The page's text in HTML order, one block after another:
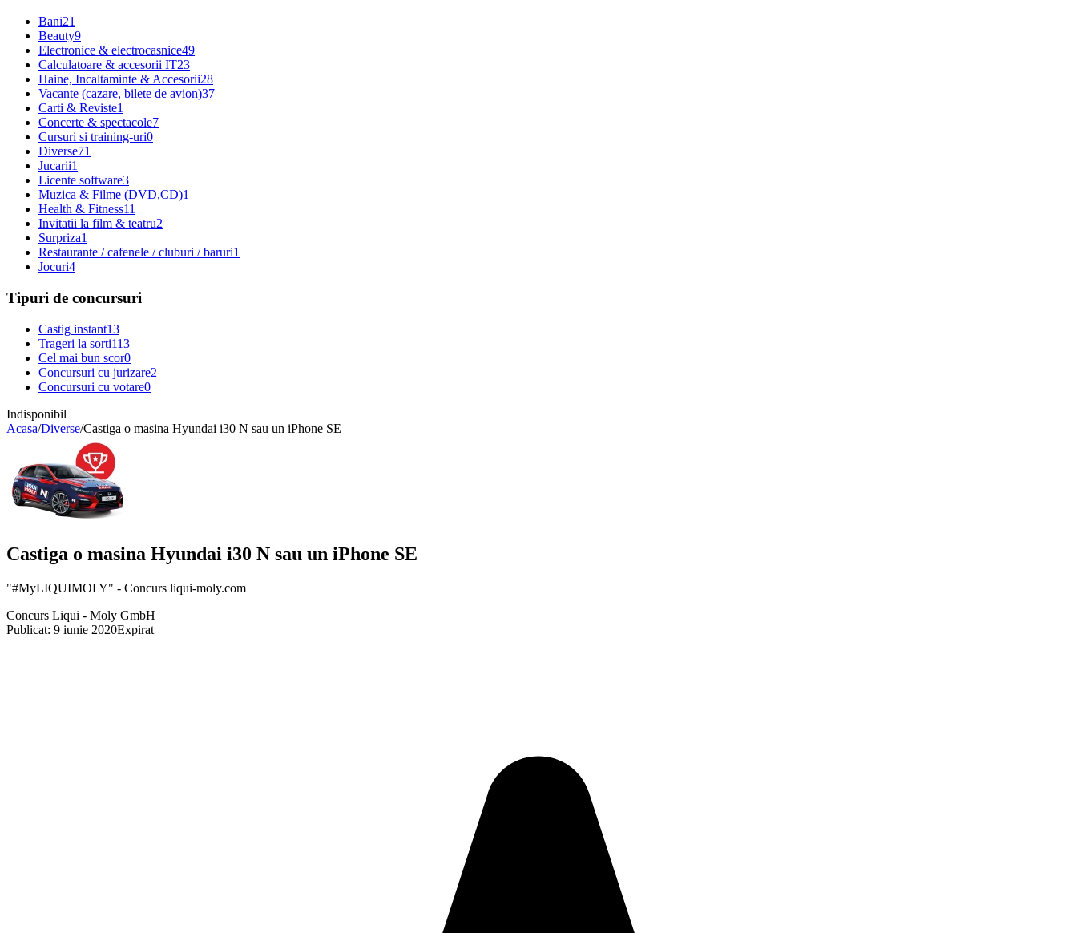
Bani21
Beauty9
Electronice & electrocasnice49
Calculatoare & accesorii IT23
Haine, Incaltaminte & Accesorii28
Vacante (cazare, bilete de avion)37
Carti & Reviste1
Concerte & spectacole7
Cursuri si training-uri0
Diverse71
Jucarii1
Licente software3
Muzica & Filme (DVD,CD)1
Health & Fitness11
Invitatii la film & teatru2
Surpriza1
Restaurante / cafenele / cluburi / baruri1
Jocuri4
Tipuri de concursuri
Castig instant13
Trageri la sorti113
Cel mai bun scor0
Concursuri cu jurizare2
Concursuri cu votare0
Indisponibil
Acasa/Diverse/Castiga o masina Hyundai i30 N sau un iPhone SE
Castiga o masina Hyundai i30 N sau un iPhone SE
"#MyLIQUIMOLY" - Concurs liqui-moly.com
Concurs Liqui - Moly GmbH
Publicat: 9 iunie 2020Expirat